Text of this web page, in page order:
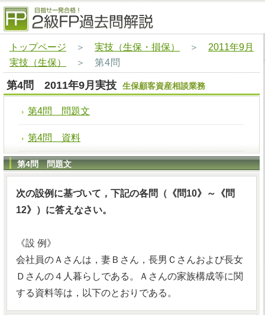
トップページ ＞ 実技（生保・損保） ＞ 2011年9月
実技（生保）
＞ 第4問
第4問 2011年9月実技 生保顧客資産相談業務
第4問 問題文
第4問 資料
第4問 問題文
次の設例に基づいて，下記の各問（《問10》～《問
12》）に答えなさい。
《設 例》
会社員のＡさんは，妻Ｂさん，長男Ｃさんおよび長女
Ｄさんの４人暮らしである。Ａさんの家族構成等に関
する資料等は，以下のとおりである。